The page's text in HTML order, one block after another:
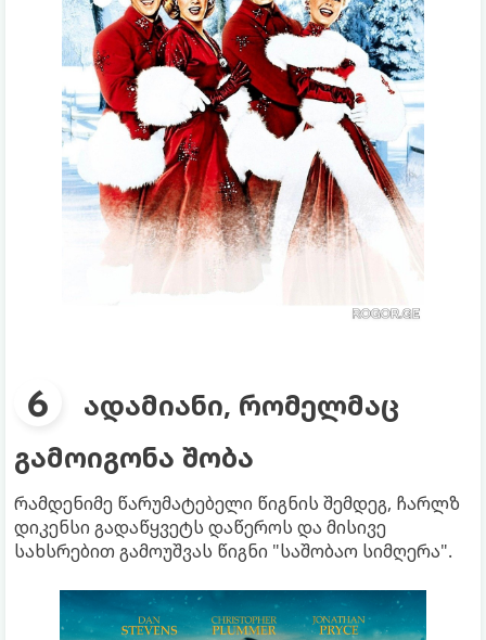
ადამიანი, რომელმაც
გამოიგონა შობა
რამდენიმე წარუმატებელი წიგნის შემდეგ, ჩარლზ
დიკენსი გადაწყვეტს დაწეროს და მისივე
სახსრებით გამოუშვას წიგნი "საშობაო სიმღერა".